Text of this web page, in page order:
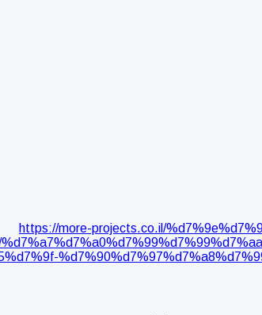
https://more-projects.co.il/